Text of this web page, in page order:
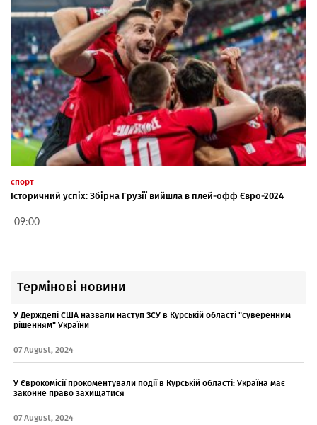
спорт
Історичний успіх: Збірна Грузії вийшла в плей-офф Євро-2024
09:00
Термінові новини
У Держдепі США назвали наступ ЗСУ в Курській області "суверенним
рішенням" України
07 August, 2024
У Єврокомісії прокоментували події в Курській області: Україна має
законне право захищатися
07 August, 2024